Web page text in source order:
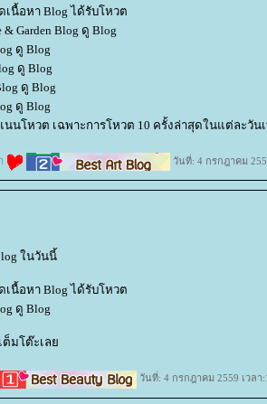
เนื้อหา Blog ได้รับโหวต
& Garden Blog ดู Blog
ดู Blog
ดู Blog
ดู Blog
ดู Blog
นโหวต เฉพาะการโหวต 10 ครั้งล่าสุดในแต่ละวัน
วันที่: 4 กรกฎาคม
ในวันนี้
เนื้อหา Blog ได้รับโหวต
ดู Blog
ต็มโต๊ะเล
วันที่: 4 กรกฎาคม 2559 เวลา